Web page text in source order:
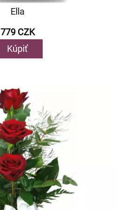
Ella
779 CZK
Kúpiť